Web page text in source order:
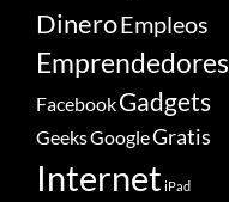
DineroEmpleos
Emprendedores
FacebookGadgets
GeeksGoogleGratis
Internet iPad